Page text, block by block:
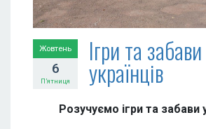
Жовтень
6
П’ятниця
Ігри та забави
українців
Розучуємо ігри та забави